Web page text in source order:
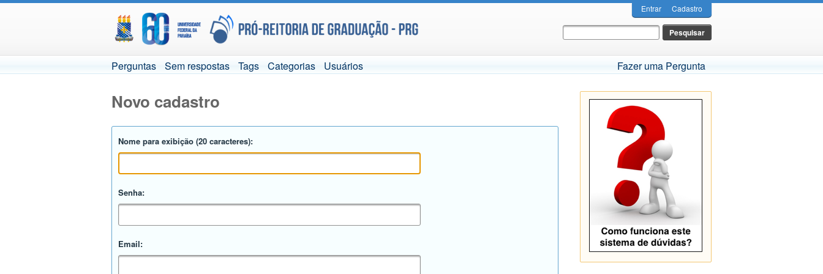
Entrar Cadastro
Perguntas Sem respostas Tags Categorias Usuários Fazer uma Pergunta
Novo cadastro
Nome para exibição (20 caracteres):
Senha:
Email: